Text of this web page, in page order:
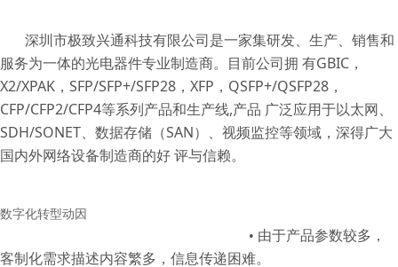
深圳市极致兴通科技有限公司是一家集研发、生产、销售和
服务为一体的光电器件专业制造商。目前公司拥 有GBIC ，
X2/XPAK ， SFP/SFP+/SFP28 ， XFP ， QSFP+/QSFP28 ，
CFP/CFP2/CFP4等系列产品和生产线,产品 广泛应用于以太网、
SDH/SONET、数据存储（SAN）、视频监控等领域，深得广大
国内外网络设备制造商的好 评与信赖。
数字化转型动因
• 由于产品参数较多，
客制化需求描述内容繁多，信息传递困难。